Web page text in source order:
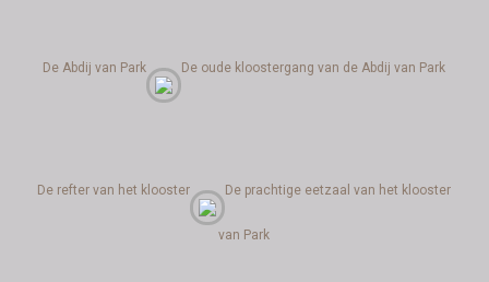
De Abdij van Park De oude kloostergang van de Abdij van Park
De refter van het klooster De prachtige eetzaal van het klooster
van Park